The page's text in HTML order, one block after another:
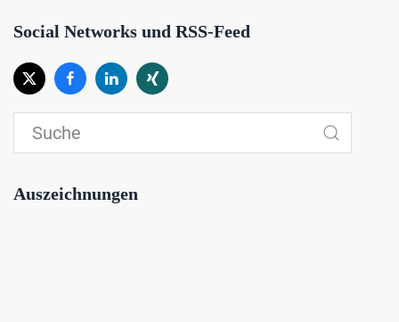
Social Networks und RSS-Feed
Auszeichnungen